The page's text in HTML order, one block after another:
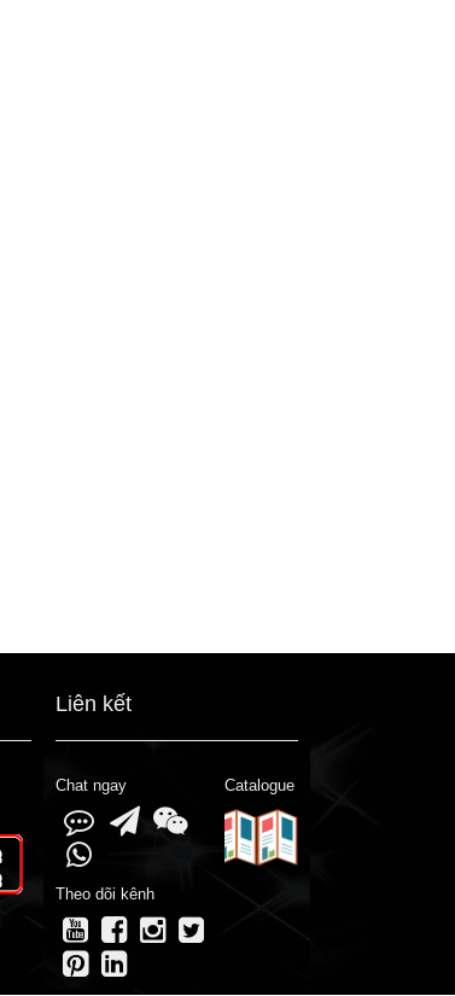
Liên kết
Chat ngay
Theo dõi kênh
Catalogue